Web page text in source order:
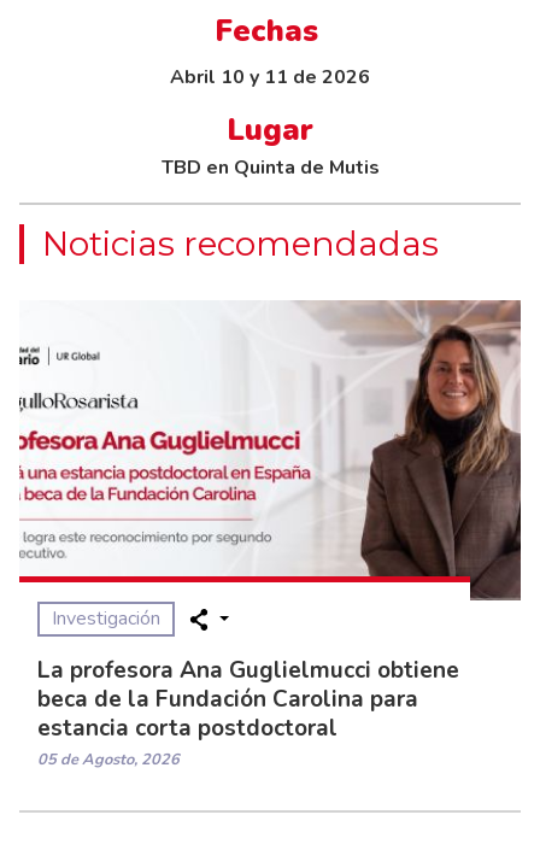
Fechas
Abril 10 y 11 de 2026
Lugar
TBD en Quinta de Mutis
Noticias recomendadas
Investigación
La profesora Ana Guglielmucci obtiene
beca de la Fundación Carolina para
estancia corta postdoctoral
05 de Agosto, 2026